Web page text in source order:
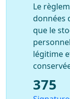
réalisation de
les
établissant un
vision à long
Le
données
que le
légitime
375